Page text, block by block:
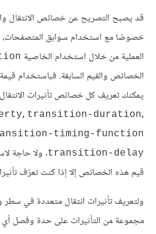
قد يصبح التصريح عن خصائص الانتقال
خصوصًا مع استخدام سوابق
العملية من خلال استخدام الخاصية
الخصائص والقيم السابقة. فباستخدام قيمة
يمكنك تعريف كل خصائص تأثيرات الانتقال
, transition-duration,
timing-function
transition-delay. ولا حاجة
قيم هذه الخصائص إلا إذا كنت تعرّف
ولتعريف تأثيرات انتقال متعددة في
مجموعة من التأثيرات على حدة وفصل أي